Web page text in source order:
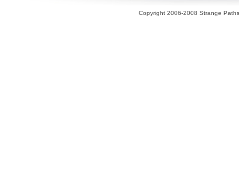
Copyright 2006-2008 Strange